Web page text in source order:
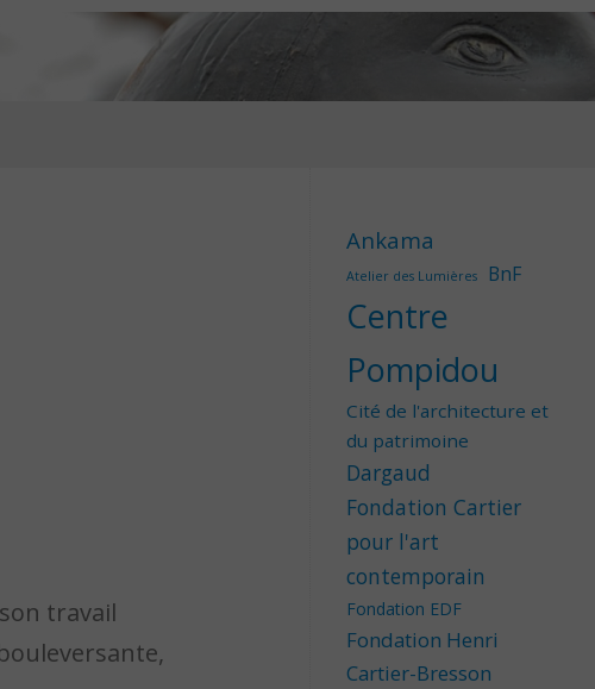
travail
Ankama
Atelier des Lumières BnF
Centre
Pompidou
Cité de l'architecture et
du patrimoine
Dargaud
Fondation Cartier
pour l'art
contemporain
Fondation EDF
Fondation Henri
Cartier-Bresson